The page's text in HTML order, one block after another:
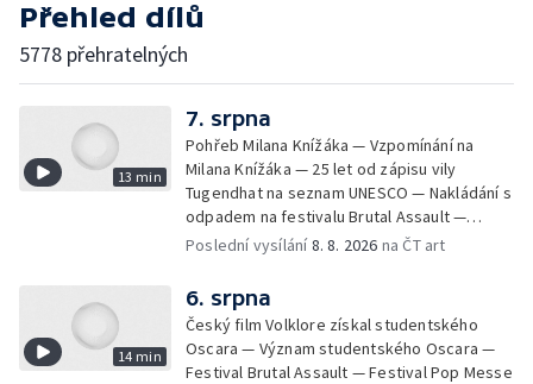
Přehled dílů
5778 přehratelných
13 min
7. srpna
Pohřeb Milana Knížáka — Vzpomínání na
Milana Knížáka — 25 let od zápisu vily
Tugendhat na seznam UNESCO — Nakládání s
odpadem na festivalu Brutal Assault —
Koncert Marka Ztraceného na Letenské pláni
Poslední vysílání8. 8. 2026 na ČT art
14 min
6. srpna
Český film Volklore získal studentského
Oscara — Význam studentského Oscara —
Festival Brutal Assault — Festival Pop Messe